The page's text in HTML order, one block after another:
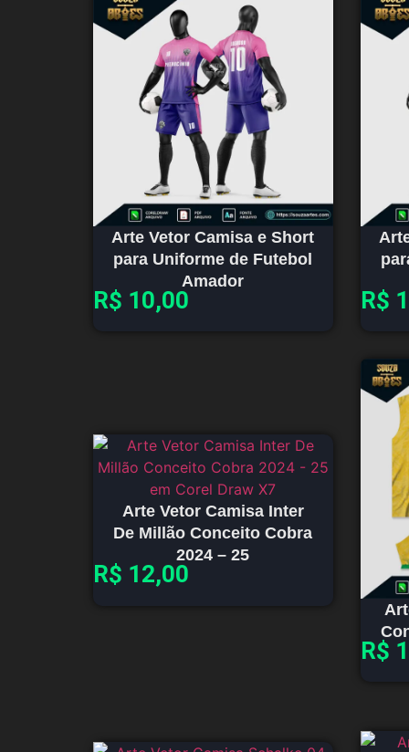
Arte Vetor Camisa e Short
para Uniforme de Futebol
Amador
R$ 10,00 R$
Arte Vetor Camisa Inter
De Millão Conceito Cobra
2024 – 25
R$ 12,00
R$